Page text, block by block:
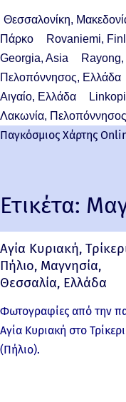
Θεσσαλονίκη,
Πάρκο
Rovaniemi,
Georgia, Asia
Πελοπόννησος, Ελλάδα
Αιγαίο, Ελλάδα
Λακωνία,
Παγκόσμιος Χάρτης
Ετικέτα:
Αγία Κυριακή,
Πήλιο, Μαγνησία,
Θεσσαλία, Ελλάδα
Φωτογραφίες από την
Αγία Κυριακή στο Τρίκερι
(Πήλιο).